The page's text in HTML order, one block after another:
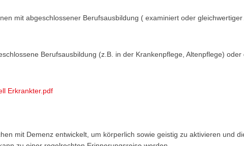
mit abgeschlossener Berufsausbildung ( examiniert oder gleichwertiger
Berufsausbildung (z.B. in der Krankenpflege, Altenpflege)
Erkrankter.pdf
mit Demenz entwickelt, um körperlich sowie geistig zu aktivieren und